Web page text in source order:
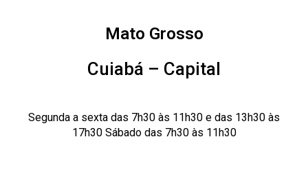
Mato Grosso
Cuiabá – Capital
Segunda a sexta das 7h30 às 11h30 e das 13h30 às
17h30 Sábado das 7h30 às 11h30